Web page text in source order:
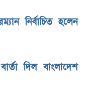
নির্বাচিত হলেন
দিল বাংলাদেশ